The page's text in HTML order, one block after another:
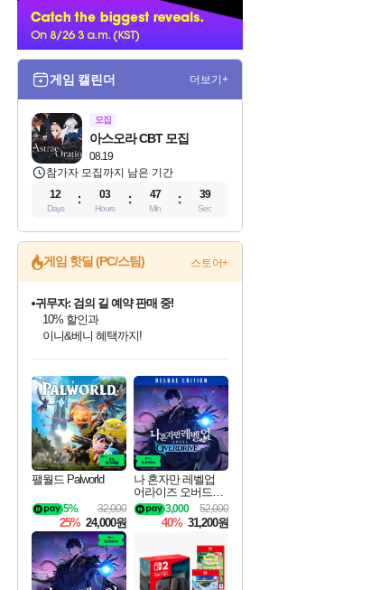
게임 캘린더 더보기+
모집
08.19
아스오라 CBT 모집
참가자 모집까지 남은 기간
12
Days
03
Hours
47
Min
38
Sec
게임 핫딜 (PC/스팀) 스토어+
최대 90% 할인가를 만나보세요!
네이버혜택과 함께 만나보세요!
50%할인&추가 적립까지!
귀무자: 검의 길 예약 판매 중!
10% 할인과
이니&베니 혜택까지!
네이버 혜택가와 함께 예약하세요!
할인&네이버혜택으로 만나보세요!
네이버페이 혜택과 만나보세요!
40주년 프로모션으로 만나보세요!
네이버 포인트 혜택까지!
할인가에 만나보세요!
일부 에디션 상시 할인!
혜택으로 예약 판매 중
편안하게 충전하세요
팰월드 Palworld
32,000
5%
25% 24,000원
나 혼자만 레벨업
어라이즈 오버드라
이브 디럭스 에디션
Solo Leveling Arise
Overdrive Deluxe Edi
52,000
3,000
40% 31,200원